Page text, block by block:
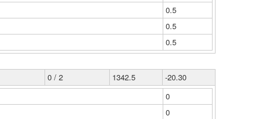
0.5
0.5
0.5
0 / 2 1342.5
-20.30
0
0